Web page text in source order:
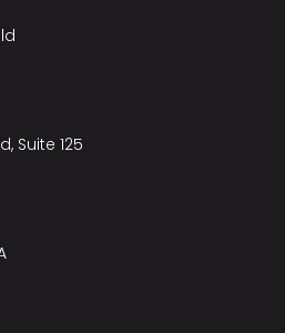
Suite 125